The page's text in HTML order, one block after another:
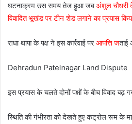
घटनाक्रम उस समय तेज हुआ जबअंशुल चौधरी
विवादित भूखंड पर टीन शेड लगाने का प्रयास
राधा थापा के पक्ष ने इस कार्रवाई पर आपत्ति ज
Dehradun Patelnagar Land Dispute
इस प्रयास के चलते दोनों पक्षों के बीच विवाद बढ़
स्थिति की गंभीरता को देखते हुए कंट्रोल रूम के